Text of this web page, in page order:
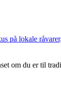
på lokale
om du er til